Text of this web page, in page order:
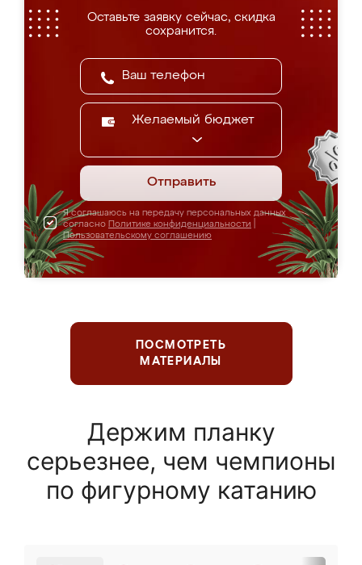
Оставьте заявку сейчас, скидка
сохранится.
Желаемый бюджет
Отправить
Я соглашаюсь на передачу персональных данных
согласно Политике конфиденциальности
Пользовательскому соглашению
ПОСМОТРЕТЬ
МАТЕРИАЛЫ
Держим планку
серьезнее, чем чемпионы
по фигурному катанию